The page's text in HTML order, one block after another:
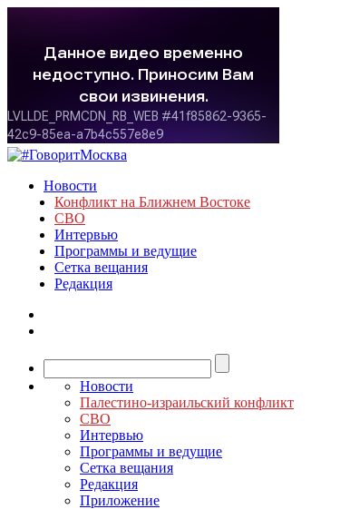
Новости
Конфликт на Ближнем Востоке
СВО
Интервью
Программы и ведущие
Сетка вещания
Редакция
Новости
Палестино-израильский конфликт
СВО
Интервью
Программы и ведущие
Сетка вещания
Редакция
Приложение